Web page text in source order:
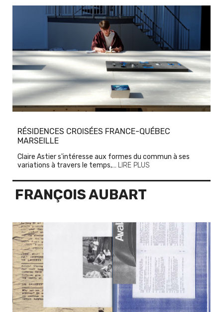
RÉSIDENCES CROISÉES FRANCE-QUÉBEC
MARSEILLE
Claire Astier s'intéresse aux formes du commun à ses
variations à travers le temps,… LIRE PLUS
FRANÇOIS AUBART